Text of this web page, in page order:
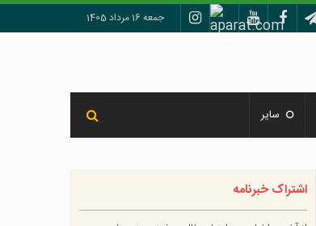
جمعه 16 مرداد 1405
سایر
اشتراک خبرنامه